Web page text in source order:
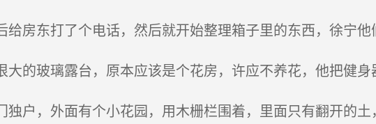
房东打了个电话，然后就开始整理箱子里的东西，徐宁他
的玻璃露台，原本应该是个花房，许应不养花，他把健身
户，外面有个小花园，用木栅栏围着，里面只有翻开的土